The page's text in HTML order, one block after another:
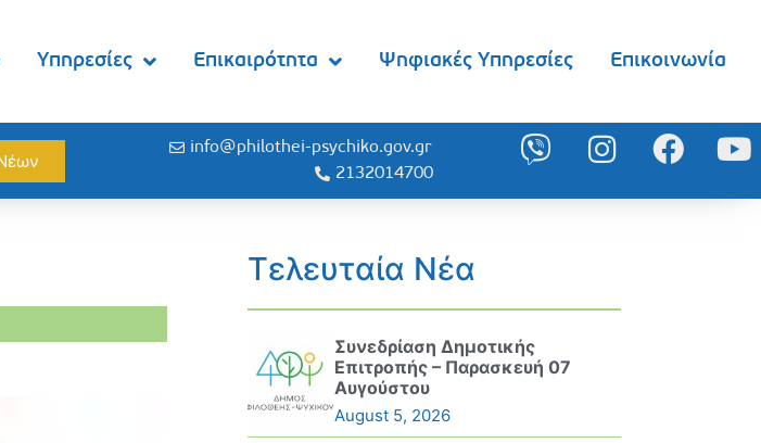
Υπηρεσίες Επικαιρότητα Ψηφιακές Υπηρεσίες Επικοινωνία
info@philothei-psychiko.gov.gr
2132014700
Τελευταία Νέα
Συνεδρίαση Δημοτικής
Επιτροπής – Παρασκευή 07
Αυγούστου
August 5, 2026